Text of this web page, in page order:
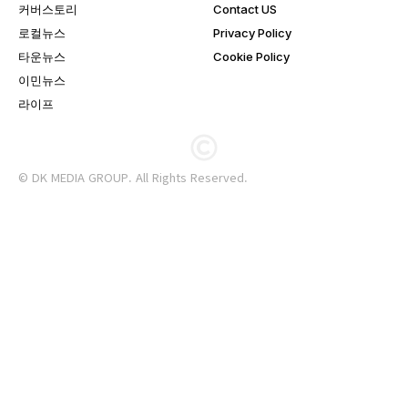
커버스토리
로컬뉴스
타운뉴스
이민뉴스
라이프
Contact US
Privacy Policy
Cookie Policy
© DK MEDIA GROUP. All Rights Reserved.